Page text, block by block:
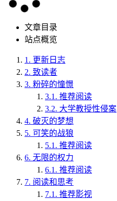
文章目录
站点概览
1. 更新日志
2. 致读者
3. 粉碎的憧憬
3.1. 推荐阅读
3.2. 大学教授性侵案
4. 破灭的梦想
5. 可笑的战狼
5.1. 推荐阅读
6. 无限的权力
6.1. 推荐阅读
7. 阅读和思考
7.1. 推荐影视